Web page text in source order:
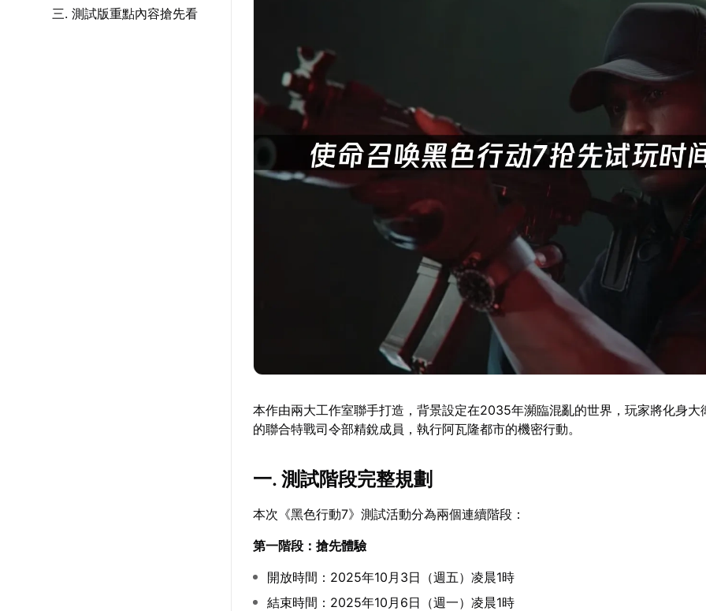
三. 測試版重點內容搶先看
本作由兩大工作室聯手打造，背景設定在2035年瀕臨混亂的世界，玩家將化身大
的聯合特戰司令部精銳成員，執行阿瓦隆都市的機密行動。
一. 測試階段完整規劃
本次《黑色行動7》測試活動分為兩個連續階段：
第一階段：搶先體驗
開放時間：2025年10月3日（週五）凌晨1時
結束時間：2025年10月6日（週一）凌晨1時